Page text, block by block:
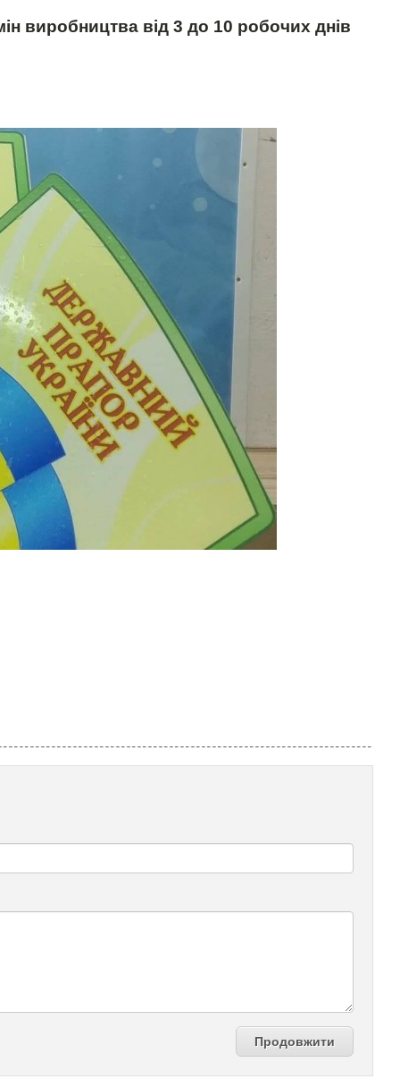
виробництва від 3 до 10 робочих днів
Продовжити